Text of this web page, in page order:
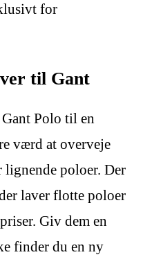
for
til Gant
Polo til en
værd at overveje
poloer. Der
laver flotte poloer
Giv dem en
finder du en ny